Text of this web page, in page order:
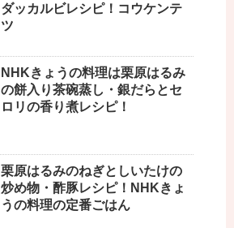
ダッカルビレシピ！コウケンテ
ツ
NHKきょうの料理は栗原はるみ
の餅入り茶碗蒸し・銀だらとセ
ロリの香り煮レシピ！
栗原はるみのねぎとしいたけの
炒め物・酢豚レシピ！NHKきょ
うの料理の定番ごはん